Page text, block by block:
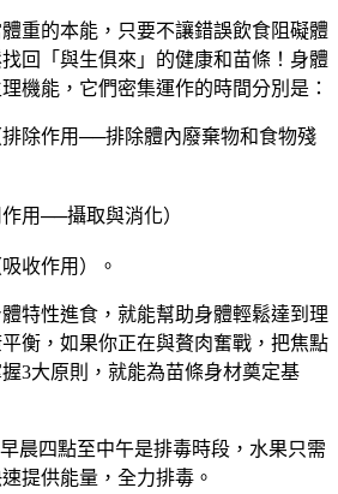
的本能，只要不讓錯誤飲食阻礙體
回「與生俱來」的健康和苗條！身體
機能，它們密集運作的時間分別是：
作用──排除體內廢棄物和食物殘
用──攝取與消化）
收作用）。
性進食，就能幫助身體輕鬆達到理
衡，如果你正在與贅肉奮戰，把焦點
3大原則，就能為苗條身材奠定基
四點至中午是排毒時段，水果只需
提供能量，全力排毒。